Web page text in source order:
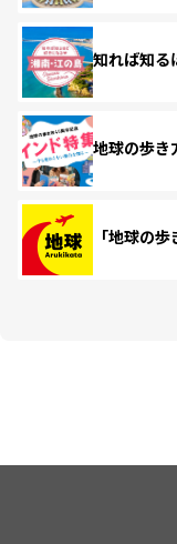
知れば知る
地球の歩き
「地球の